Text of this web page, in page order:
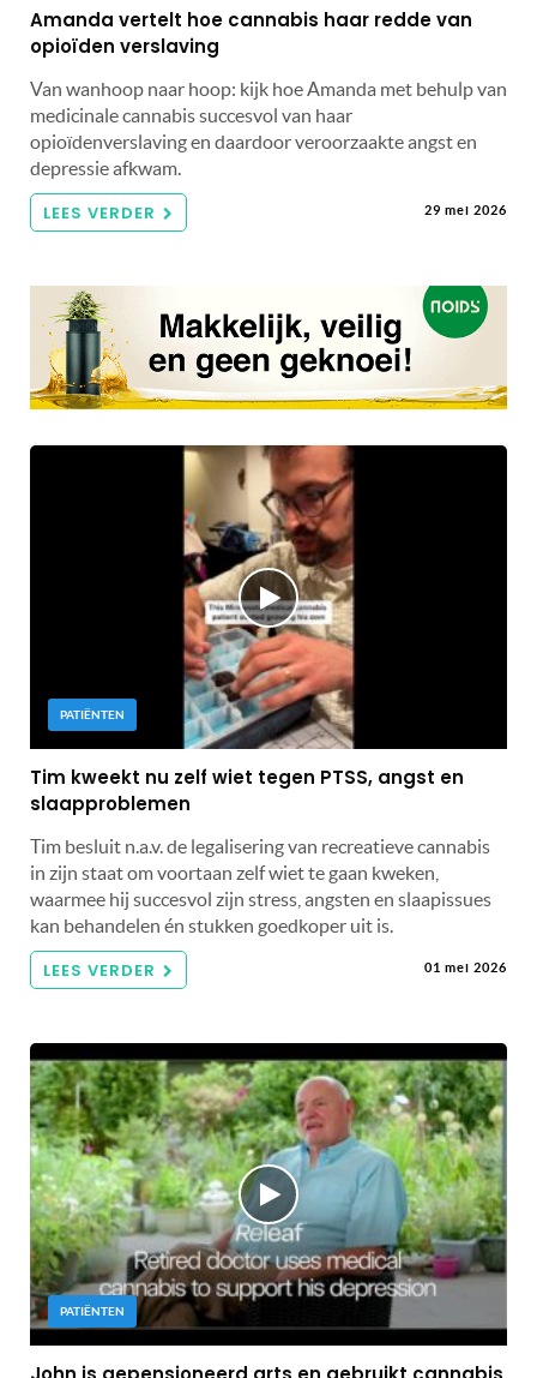
Amanda vertelt hoe cannabis haar redde van
opioïden verslaving
Van wanhoop naar hoop: kijk hoe Amanda met behulp van
medicinale cannabis succesvol van haar
opioïdenverslaving en daardoor veroorzaakte angst en
depressie afkwam.
LEES VERDER 29 mei 2026
PATIËNTEN
Tim kweekt nu zelf wiet tegen PTSS, angst en
slaapproblemen
Tim besluit n.a.v. de legalisering van recreatieve cannabis
in zijn staat om voortaan zelf wiet te gaan kweken,
waarmee hij succesvol zijn stress, angsten en slaapissues
kan behandelen én stukken goedkoper uit is.
LEES VERDER 01 mei 2026
PATIËNTEN